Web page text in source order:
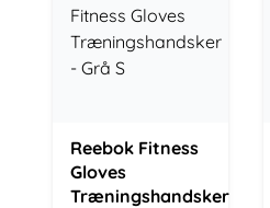
Reebok Fitness
Gloves
Træningshandsker